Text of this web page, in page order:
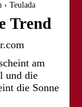
Teulada
Trend
am
und die
die Sonne